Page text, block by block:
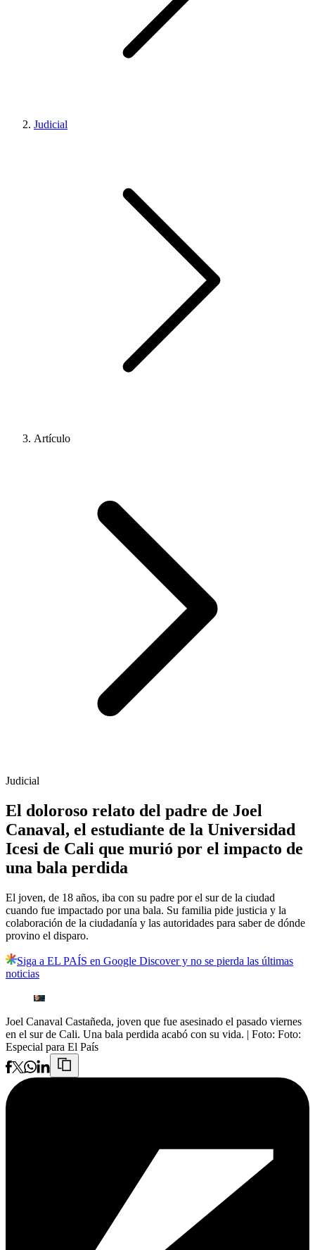
Judicial
Artículo
Judicial
El doloroso relato del padre de Joel
Canaval, el estudiante de la Universidad
Icesi de Cali que murió por el impacto de
una bala perdida
El joven, de 18 años, iba con su padre por el sur de la ciudad
cuando fue impactado por una bala. Su familia pide justicia y la
colaboración de la ciudadanía y las autoridades para saber de dónde
provino el disparo.
Siga a EL PAÍS en Google Discover y no se pierda las últimas
noticias
Joel Canaval Castañeda, joven que fue asesinado el pasado viernes
en el sur de Cali. Una bala perdida acabó con su vida. | Foto: Foto:
Especial para El País